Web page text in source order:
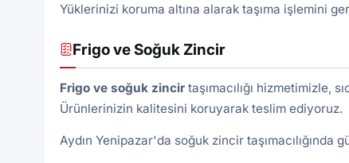
Yüklerinizi koruma altına alarak taşıma işlemini
Frigo ve Soğuk Zincir
Frigo ve soğuk zincirtaşımacılığı hizmetimizle,
Ürünlerinizin kalitesini koruyarak teslim ediyoruz.
Aydın Yenipazar'da soğuk zincir taşımacılığında